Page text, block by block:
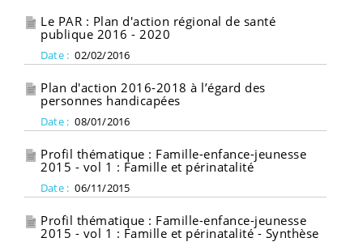
Le PAR : Plan d'action régional de santé
publique 2016 - 2020
Date : 02/02/2016
Plan d'action 2016-2018 à l’égard des
personnes handicapées
Date : 08/01/2016
Profil thématique : Famille-enfance-jeunesse
2015 - vol 1 : Famille et périnatalité
Date : 06/11/2015
Profil thématique : Famille-enfance-jeunesse
2015 - vol 1 : Famille et périnatalité - Synthèse